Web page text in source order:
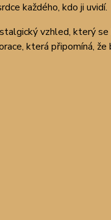
každého, kdo ji uvidí.
vzhled, který
která připomíná,